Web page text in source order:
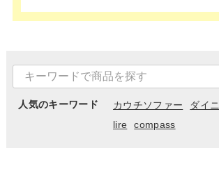
人気のキーワード カウチソファー
ダイ
lire
compass